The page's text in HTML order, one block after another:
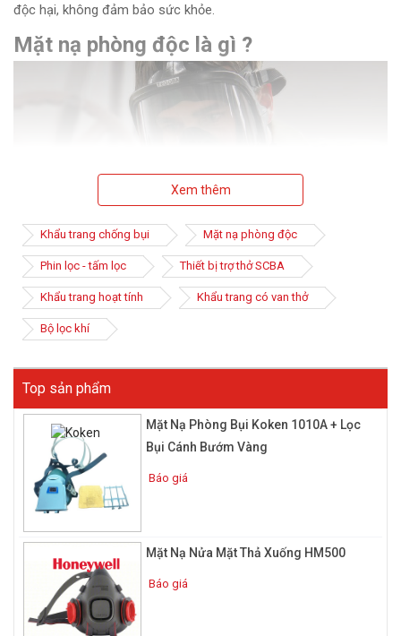
độc hại, không đảm bảo sức khỏe.
Mặt nạ phòng độc là gì ?
Khái niệm
Mặt nạ phòng độc
gọi chung của một thiết bị bảo hộ lao động được sử
dụng rộng rãi trong những môi trường độc hại, ô nhiễm
nhằm bảo vệ con người tránh hít phải những khói ngạt,
khói độc, hóa chất…
Một chiếc mặt nạ phòng chống độc cấu tạo bởi 3 bộ phận chính
là mặt nạ có thiết kế nửa đầu hoặc bao phủ toàn bộ; mắt kính
cường lực ( loại mặt nạ nguyên mặt ) và bộ phận phin lọc hoạt
tính. Tùy theo nhu cầu mà bạn có thể chọn sản phẩm có cấu
tạo 1 hoặc 2 phin lọc hoạt tính.
Nguồn gốc
Bất kỳ ai trong chúng ta đều phải hô hấp thì mới duy trì sử sống
Xem thêm
Khẩu trang chống bụi Mặt nạ phòng độc
Phin lọc - tấm lọc Thiết bị trợ thở SCBA
Khẩu trang hoạt tính Khẩu trang có van thở
Bộ lọc khí
Top sản phẩm
Mặt Nạ Phòng Bụi Koken 1010A + Lọc
Bụi Cánh Bướm Vàng
Báo giá
Mặt Nạ Nửa Mặt Thả Xuống HM500
Báo giá